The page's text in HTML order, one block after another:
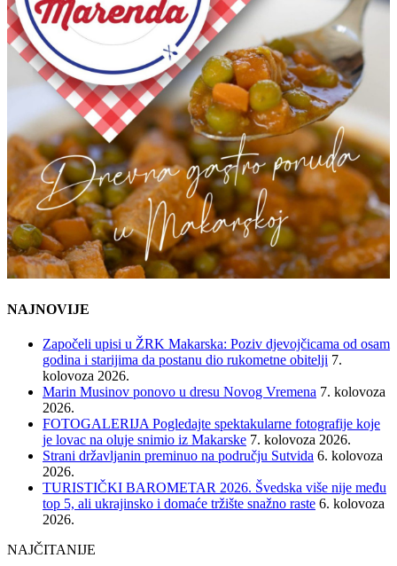
NAJNOVIJE
Započeli upisi u ŽRK Makarska: Poziv djevojčicama od osam
godina i starijima da postanu dio rukometne obitelji 7.
kolovoza 2026.
Marin Musinov ponovo u dresu Novog Vremena 7. kolovoza
2026.
FOTOGALERIJA Pogledajte spektakularne fotografije koje
je lovac na oluje snimio iz Makarske 7. kolovoza 2026.
Strani državljanin preminuo na području Sutvida 6. kolovoza
2026.
TURISTIČKI BAROMETAR 2026. Švedska više nije među
top 5, ali ukrajinsko i domaće tržište snažno raste 6. kolovoza
2026.
NAJČITANIJE